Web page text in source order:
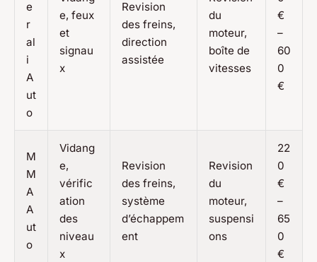
e
r
al
i
A
ut
o
e, feux
et
signau
x
Revision
des freins,
direction
assistée
du
moteur,
boîte de
vitesses
€
–
60
0
€
M
M
A
A
ut
o
Vidang
e,
vérific
ation
des
niveau
x
Revision
des freins,
système
d’échappem
ent
Revision
du
moteur,
suspensi
ons
22
0
€
–
65
0
€